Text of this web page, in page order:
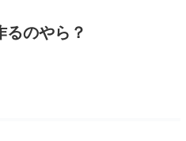
るのやら？